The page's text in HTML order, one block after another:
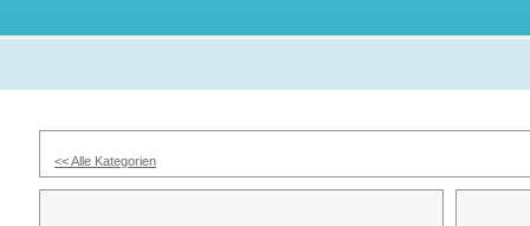
<< Alle Kategorien